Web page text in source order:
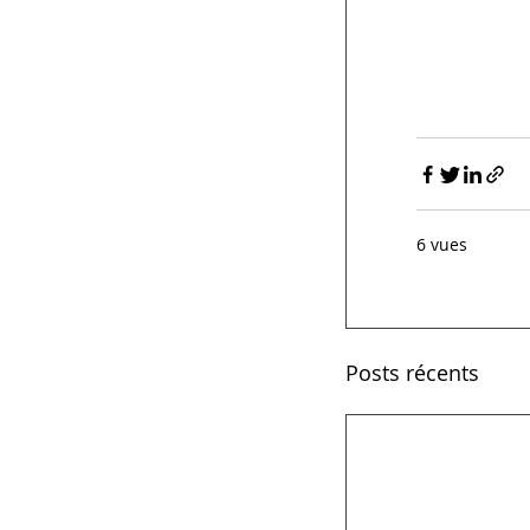
6 vues
Posts récents